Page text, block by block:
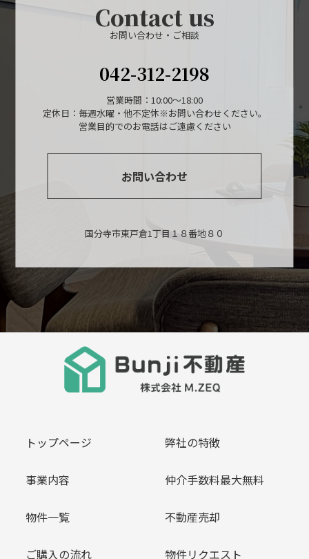
Contact us
お問い合わせ・ご相談
042-312-2198
営業時間：10:00～18:00
定休日：毎週水曜・他不定休※お問い合わせください。
営業目的でのお電話はご遠慮ください
お問い合わせ
国分寺市東戸倉1丁目１８番地８０
トップページ 弊社の特徴
事業内容 仲介手数料最大無料
物件一覧 不動産売却
ご購入の流れ 物件リクエスト